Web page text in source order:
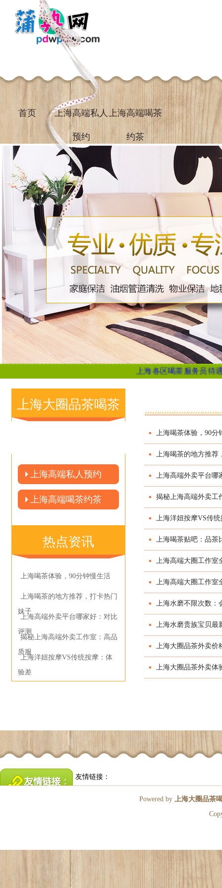
首页 上海高端私人
预约
上海高端喝茶
约茶
上海各区喝茶服务员待遇... 上海
上海大圈品茶喝茶
上海高端私人预约
上海高端喝茶约茶
热点资讯
上海喝茶体验，90分钟慢生活
上海喝茶的地方推荐，打卡热门
妹子
上海高端外卖平台哪家好：对比
评测
揭秘上海高端外卖工作室：高品
质服
上海洋妞按摩VS传统按摩：体
验差
上海喝茶体验，90分
上海喝茶的地方推荐
上海高端外卖平台哪
揭秘上海高端外卖工
上海洋妞按摩VS传
上海喝茶贴吧：品茶
上海高端大圈工作室
上海高端大圈工作室
上海水磨不限次数：
上海水磨贵族宝贝最
上海大圈品茶外卖价
上海大圈品茶外卖体
友情链接：
Powered by 上海大圈品茶